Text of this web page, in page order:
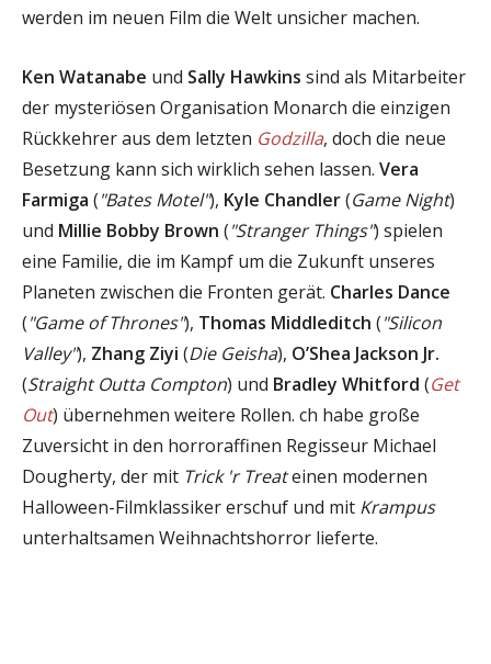
werden im neuen Film die Welt unsicher machen.
Ken Watanabe und Sally Hawkins sind als Mitarbeiter
der mysteriösen Organisation Monarch die einzigen
Rückkehrer aus dem letzten Godzilla, doch die neue
Besetzung kann sich wirklich sehen lassen. Vera
Farmiga ("Bates Motel"), Kyle Chandler(Game Night)
und Millie Bobby Brown ("Stranger Things") spielen
eine Familie, die im Kampf um die Zukunft unseres
Planeten zwischen die Fronten gerät. Charles Dance
("Game of Thrones"), Thomas Middleditch ("Silicon
Valley"), Zhang Ziyi (Die Geisha), O’Shea Jackson Jr.
(Straight Outta Compton) und Bradley Whitford (Get
Out) übernehmen weitere Rollen. ch habe große
Zuversicht in den horroraffinen Regisseur Michael
Dougherty, der mit Trick 'r Treateinen modernen
Halloween-Filmklassiker erschuf und mit Krampus
unterhaltsamen Weihnachtshorror lieferte.